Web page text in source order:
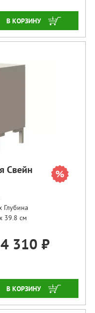
ЗАКАЗАТЬ
Свейн
39.8 см
310 ₽
ЗАКАЗАТЬ